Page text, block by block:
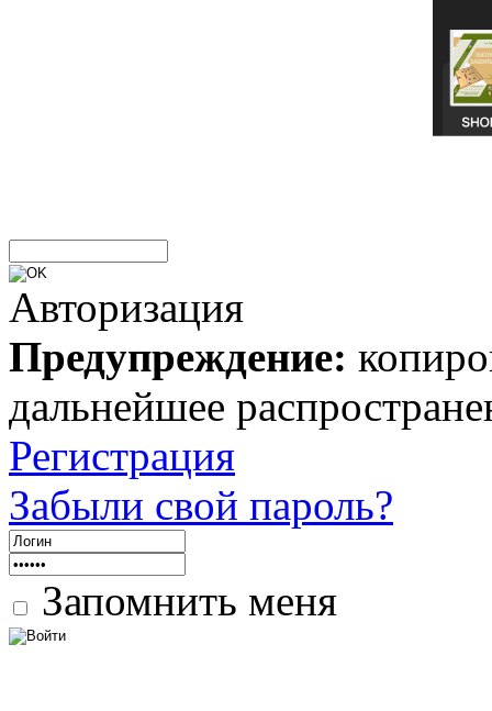
Авторизация
Предупреждение:
дальнейшее
Регистрация
Забыли свой пароль?
Запомнить меня